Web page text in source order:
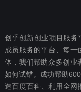
创乎创新创业项目服务
成员服务的平台、每一
体，我们帮助众多创业
如何试错。成功帮助
造百度百科、利用全网